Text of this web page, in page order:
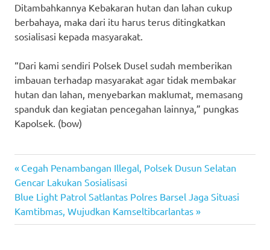
Ditambahkannya Kebakaran hutan dan lahan cukup
berbahaya, maka dari itu harus terus ditingkatkan
sosialisasi kepada masyarakat.
“Dari kami sendiri Polsek Dusel sudah memberikan
imbauan terhadap masyarakat agar tidak membakar
hutan dan lahan, menyebarkan maklumat, memasang
spanduk dan kegiatan pencegahan lainnya,” pungkas
Kapolsek. (bow)
Post
navigation
Previous
Post:
Cegah Penambangan Illegal, Polsek Dusun Selatan
Gencar Lakukan Sosialisasi
Next
Post:
Blue Light Patrol Satlantas Polres Barsel Jaga Situasi
Kamtibmas, Wujudkan Kamseltibcarlantas